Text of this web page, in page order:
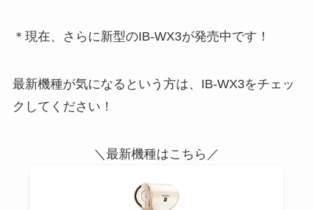
＊現在、さらに新型のIB-WX3が発売中です！
最新機種が気になるという方は、IB-WX3をチェッ
クしてください！
＼最新機種はこちら／